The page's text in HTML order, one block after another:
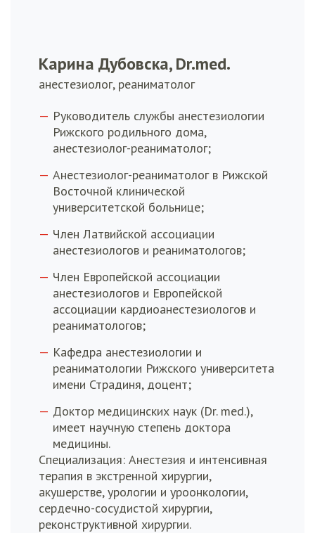
Карина Дубовска, Dr.med.
анестезиолог, реаниматолог
Руководитель службы анестезиологии
Рижского родильного дома,
анестезиолог-реаниматолог;
Анестезиолог-реаниматолог в Рижской
Восточной клинической
университетской больнице;
Член Латвийской ассоциации
анестезиологов и реаниматологов;
Член Европейской ассоциации
анестезиологов и Европейской
ассоциации кардиоанестезиологов и
реаниматологов;
Кафедра анестезиологии и
реаниматологии Рижского университета
имени Страдиня, доцент;
Доктор медицинских наук (Dr. med.),
имеет научную степень доктора
медицины.
Специализация: Анестезия и интенсивная
терапия в экстренной хирургии,
акушерстве, урологии и уроонкологии,
сердечно-сосудистой хирургии,
реконструктивной хирургии.